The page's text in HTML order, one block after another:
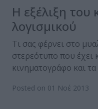
H εξέλιξη
λογισμικού
Τι σας φέρνει στο
στερεότυπο που έχει
κινηματογράφο και
Posted on 01 Νοέ 2013